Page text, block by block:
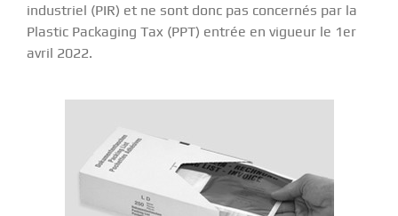
industriel (PIR) et ne sont donc pas concernés par la
Plastic Packaging Tax (PPT) entrée en vigueur le 1er
avril 2022.